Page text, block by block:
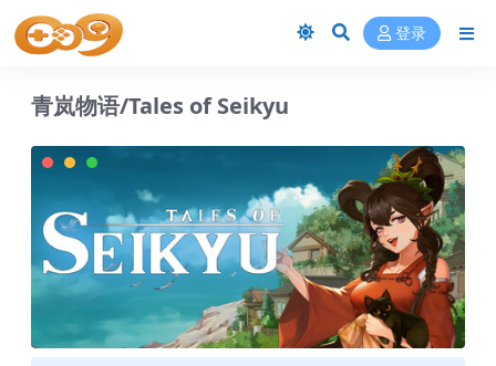
登录
青岚物语/Tales of Seikyu